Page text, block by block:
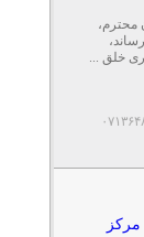
محترم،
خلق ...